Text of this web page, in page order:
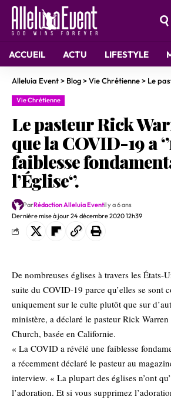
ACCUEIL ACTU LIFESTYLE
Alleluia Event> Blog>Vie Chrétienne> Le pasteur Rick
Vie Chrétienne
Le pasteur Rick
que la COVID-19 a
faiblesse
l’Église‘’.
Dernière mise à jour 24 décembre 2020 12h39
ParRédaction Alleluia Eventil y a 6 ans
De nombreuses églises à travers les États-
suite du COVID-19 parce qu’elles se sont
uniquement sur le culte plutôt que sur
ministère, a déclaré le pasteur Rick
Church, basée en Californie.
« La COVID a révélé une faiblesse
a récemment déclaré le pasteur au
interview. « La plupart des églises n’ont
l’adoration. Et si vous supprimez